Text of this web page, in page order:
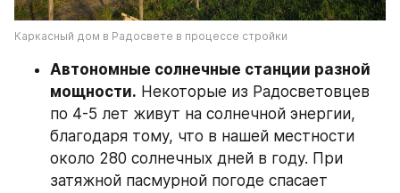
Каркасный дом в Радосвете в процессе стройки
Автономные солнечные станции разной
мощности. Некоторые из Радосветовцев
по 4-5 лет живут на солнечной энергии,
благодаря тому, что в нашей местности
около 280 солнечных дней в году. При
затяжной пасмурной погоде спасает